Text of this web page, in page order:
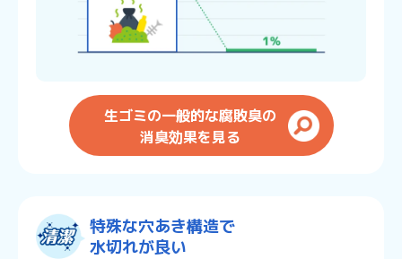
生ゴミの一般的な腐敗臭の
消臭効果を見る
特殊な穴あき構造で
水切れが良い